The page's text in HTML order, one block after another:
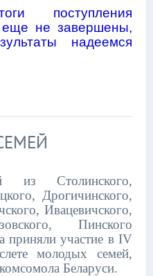
поступления
еще не завершены,
надеемся
Столинского,
Дрогичинского,
Ивацевичского,
Пинского
приняли участие в IV
молодых семей,
Беларуси.